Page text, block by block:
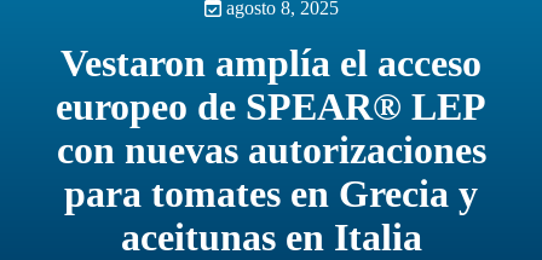
agosto 8, 2025
Vestaron amplía el acceso
europeo de SPEAR® LEP
con nuevas autorizaciones
para tomates en Grecia y
aceitunas en Italia